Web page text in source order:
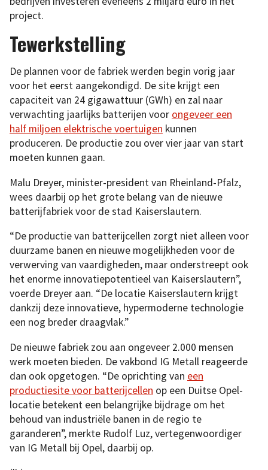
project.
Tewerkstelling
De plannen voor de fabriek werden begin vorig jaar
voor het eerst aangekondigd. De site krijgt een
capaciteit van 24 gigawattuur (GWh) en zal naar
verwachting jaarlijks batterijen voor ongeveer een
half miljoen elektrische voertuigen kunnen
produceren. De productie zou over vier jaar van start
moeten kunnen gaan.
Malu Dreyer, minister-president van Rheinland-Pfalz,
wees daarbij op het grote belang van de nieuwe
batterijfabriek voor de stad Kaiserslautern.
“De productie van batterijcellen zorgt niet alleen voor
duurzame banen en nieuwe mogelijkheden voor de
verwerving van vaardigheden, maar onderstreept ook
het enorme innovatiepotentieel van Kaiserslautern”,
voerde Dreyer aan. “De locatie Kaiserslautern krijgt
dankzij deze innovatieve, hypermoderne technologie
een nog breder draagvlak.”
De nieuwe fabriek zou aan ongeveer 2.000 mensen
werk moeten bieden. De vakbond IG Metall reageerde
dan ook opgetogen. “De oprichting van een
productiesite voor batterijcellen op een Duitse Opel-
locatie betekent een belangrijke bijdrage om het
behoud van industriële banen in de regio te
garanderen”, merkte Rudolf Luz, vertegenwoordiger
van IG Metall bij Opel, daarbij op.